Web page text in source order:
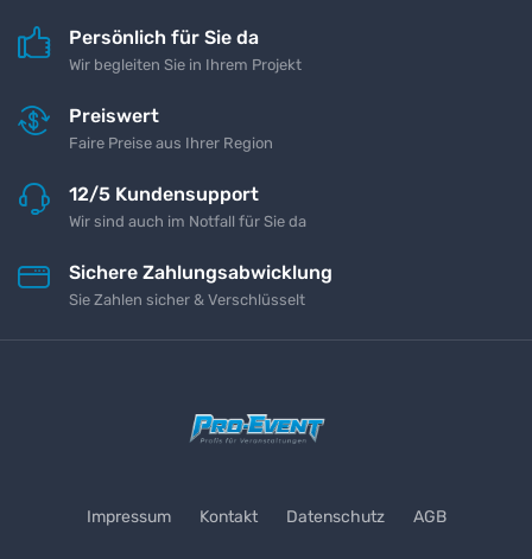
Persönlich für Sie da
Wir begleiten Sie in Ihrem Projekt
Preiswert
Faire Preise aus Ihrer Region
12/5 Kundensupport
Wir sind auch im Notfall für Sie da
Sichere Zahlungsabwicklung
Sie Zahlen sicher & Verschlüsselt
Impressum Kontakt Datenschutz AGB